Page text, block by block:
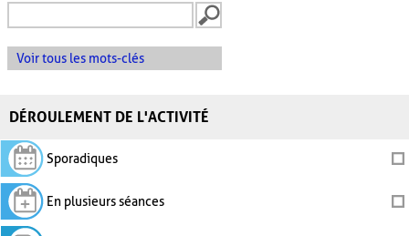
Voir tous les mots-clés
DÉROULEMENT DE L'ACTIVITÉ
Sporadiques
En plusieurs séances